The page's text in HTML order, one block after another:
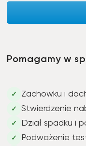
Pomagamy w
✓ Zachowku i
✓ Stwierdzenie
✓ Dział spadku i
✓ Podważenie